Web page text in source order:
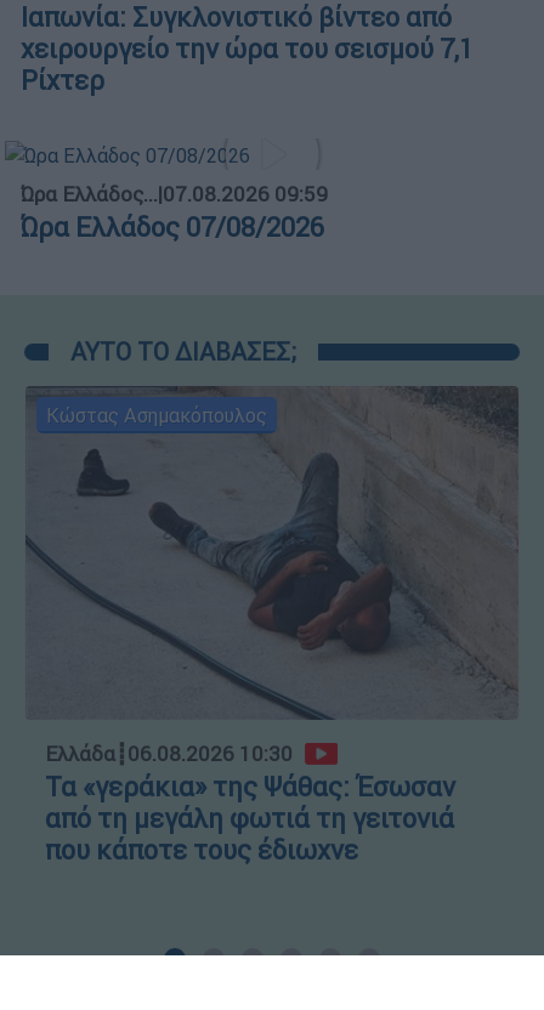
Ιαπωνία: Συγκλονιστικό βίντεο από
χειρουργείο την ώρα του σεισμού 7,1
Ρίχτερ
Ώρα Ελλάδος...|07.08.2026 09:59
Ώρα Ελλάδος 07/08/2026
ΑΥΤΟ ΤΟ ΔΙΑΒΑΣΕΣ;
Κώστας Ασημακόπουλος
Ελλάδα┋06.08.2026 10:30
Τα «γεράκια» της Ψάθας: Έσωσαν
από τη μεγάλη φωτιά τη γειτονιά
που κάποτε τους έδιωχνε